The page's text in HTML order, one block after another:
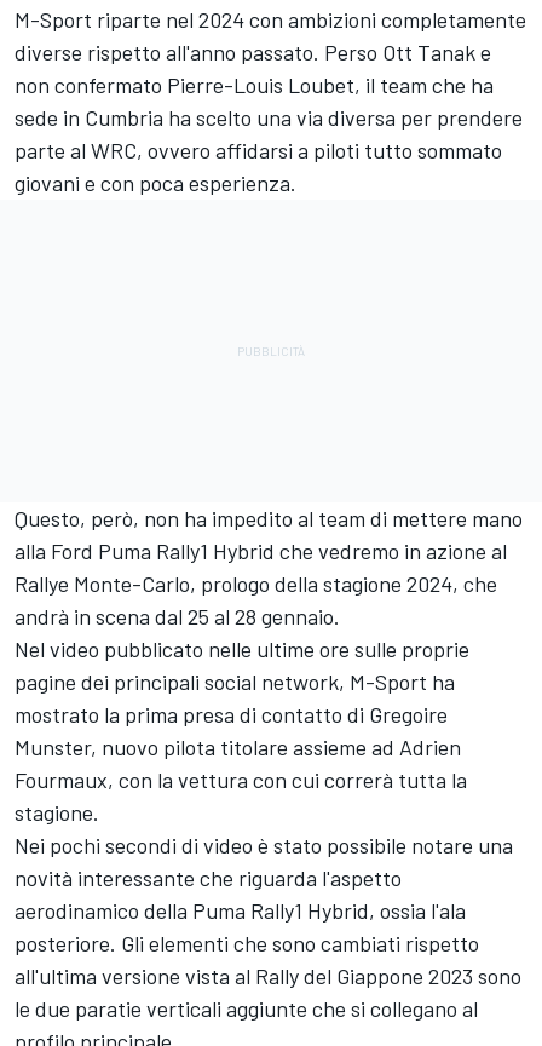
M-Sport riparte nel 2024 con ambizioni completamente
diverse rispetto all'anno passato. Perso Ott Tanak e
non confermato Pierre-Louis Loubet, il team che ha
sede in Cumbria ha scelto una via diversa per prendere
parte al WRC, ovvero affidarsi a piloti tutto sommato
giovani e con poca esperienza.
Questo, però, non ha impedito al team di mettere mano
alla Ford Puma Rally1 Hybrid che vedremo in azione al
Rallye Monte-Carlo, prologo della stagione 2024, che
andrà in scena dal 25 al 28 gennaio.
Nel video pubblicato nelle ultime ore sulle proprie
pagine dei principali social network, M-Sport ha
mostrato la prima presa di contatto di Gregoire
Munster, nuovo pilota titolare assieme ad Adrien
Fourmaux, con la vettura con cui correrà tutta la
stagione.
Nei pochi secondi di video è stato possibile notare una
novità interessante che riguarda l'aspetto
aerodinamico della Puma Rally1 Hybrid, ossia l'ala
posteriore. Gli elementi che sono cambiati rispetto
all'ultima versione vista al Rally del Giappone 2023 sono
le due paratie verticali aggiunte che si collegano al